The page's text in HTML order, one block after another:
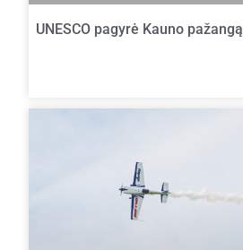
UNESCO pagyrė Kauno pažangą